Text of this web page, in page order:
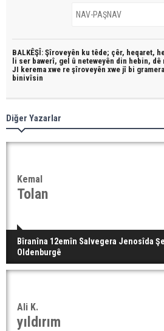
BALKÊŞÎ: Şîroveyên ku têde; çêr, heqaret,
li ser bawerî, gel û neteweyên din hebin, dê
JI kerema xwe re şîroveyên xwe jî bi
binivîsin
Diğer Yazarlar
Kemal
Tolan
Bîranîna 12emîn Salvegera Jenosîda
Oldenburgê
Ali K.
yıldırım